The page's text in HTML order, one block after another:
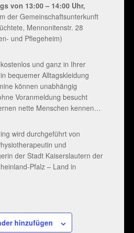
von 13:00 – 14:00 Uhr,
der Gemeinschaftsunterkunft
Mennonitenstr. 28
und Pflegeheim)
und ganz in Ihrer
bequemer Alltagskleidung
können unabhängig
Voranmeldung besucht
nette Menschen kennen…
wird durchgeführt von
und
der Stadt Kaiserslautern der
Pfalz – Land in
hinzufügen